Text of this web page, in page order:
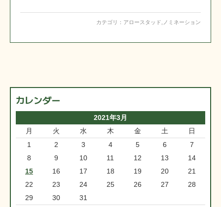
カテゴリ： アロースタッド ノミネーション
カレンダー
2021年3月
月
火 水 木 金 土 日
1 2 3 4 5 6
7
8
9 10 11 12 13
14
15
16 17 18 19 20
21
22
23 24 25 26 27
28
29
30 31